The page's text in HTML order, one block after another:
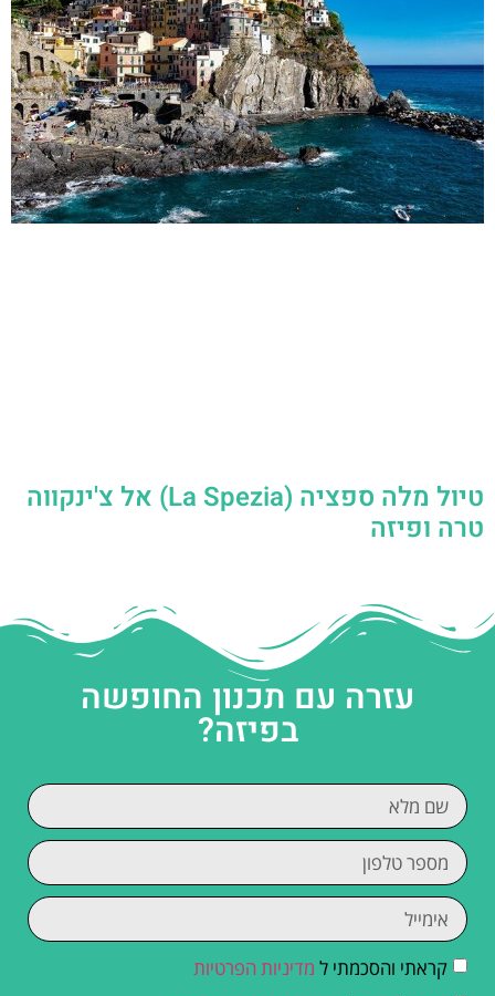
טיול מלה ספציה (La Spezia) אל צ'ינקווה
טרה ופיזה
עזרה עם תכנון החופשה
בפיזה?
קראתי והסכמתי ל מדיניות הפרטיות